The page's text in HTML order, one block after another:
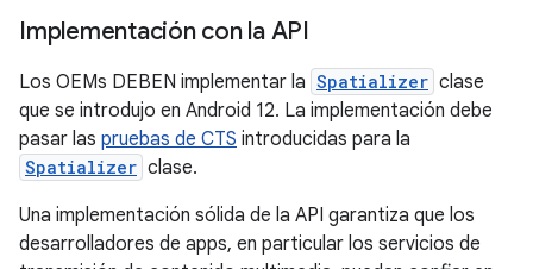
Implementación con la API
Los OEMs DEBEN implementar la Spatializer clase
que se introdujo en Android 12. La implementación debe
pasar las pruebas de CTS introducidas para la
Spatializer clase.
Una implementación sólida de la API garantiza que los
desarrolladores de apps, en particular los servicios de